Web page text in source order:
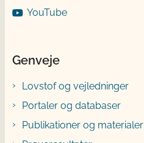
YouTube
Genveje
Lovstof og vejledninger
Portaler og databaser
Publikationer og materialer